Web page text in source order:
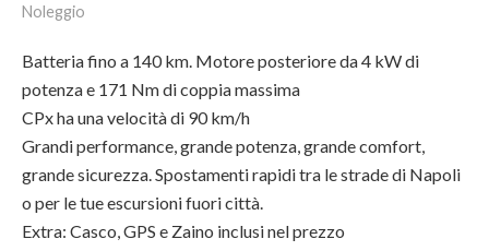
Noleggio
Batteria fino a 140 km. Motore posteriore da 4 kW di
potenza e 171 Nm di coppia massima
CPx ha una velocità di 90 km/h
Grandi performance, grande potenza, grande comfort,
grande sicurezza. Spostamenti rapidi tra le strade di Napoli
o per le tue escursioni fuori città.
Extra: Casco, GPS e Zaino inclusi nel prezzo